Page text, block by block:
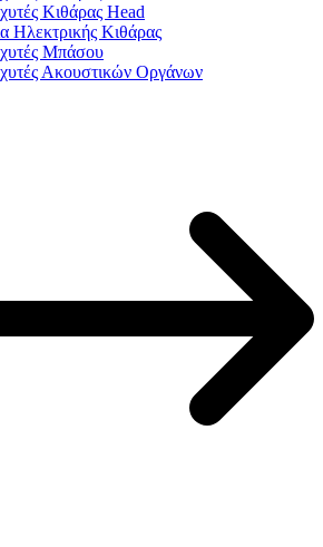
Κιθάρας Head
Ηλεκτρικής Κιθάρας
Μπάσου
Ακουστικών Οργάνων